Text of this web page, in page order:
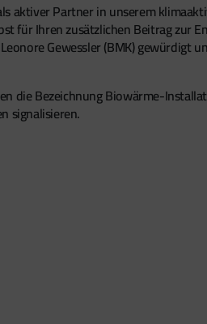
aktiver Partner in unserem
für Ihren zusätzlichen Beitrag zur
Gewessler (BMK) gewürdigt
die Bezeichnung Biowärme-
signalisieren.